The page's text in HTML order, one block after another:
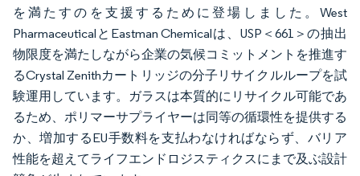
を満たすのを支援するために登場しました。West
PharmaceuticalとEastman Chemicalは、USP＜661＞の抽出
物限度を満たしながら企業の気候コミットメントを推進す
るCrystal Zenithカートリッジの分子リサイクルループを試
験運用しています。ガラスは本質的にリサイクル可能であ
るため、ポリマーサプライヤーは同等の循環性を提供する
か、増加するEU手数料を支払わなければならず、バリア
性能を超えてライフエンドロジスティクスにまで及ぶ設計